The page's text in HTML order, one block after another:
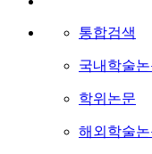
통합검색
국내학술
학위논문
해외학술논